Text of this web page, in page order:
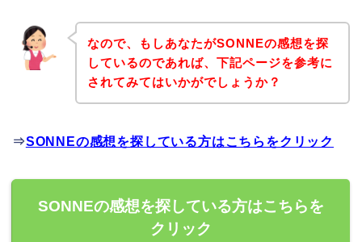
なので、もしあなたがSONNEの感想を探
しているのであれば、下記ページを参考に
されてみてはいかがでしょうか？
⇒SONNEの感想を探している方はこちらをクリック
SONNEの感想を探している方はこちらを
クリック